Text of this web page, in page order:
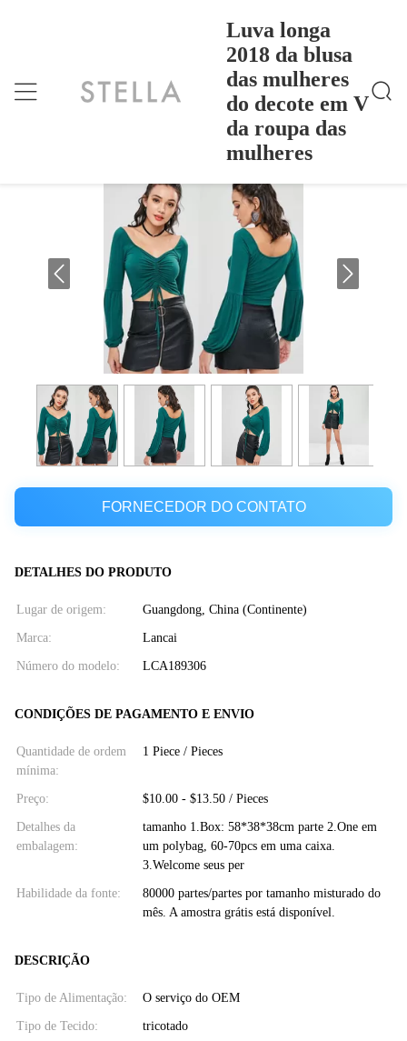
Luva longa
2018 da blusa
das mulheres
do decote em V
da roupa das
mulheres
Casa> Products> Luva Longa 2018 Da Blusa Das Mulheres Do Decote
Em V Da Roupa Das Mulheres
Luva longa 2018 da blusa das mulheres
do decote em V da roupa das mulheres
FORNECEDOR DO CONTATO
DETALHES DO PRODUTO
Lugar de origem: Guangdong, China (Continente)
Marca: Lancai
Número do modelo: LCA189306
CONDIÇÕES DE PAGAMENTO E ENVIO
Quantidade de ordem
mínima:
1 Piece / Pieces
Preço: $10.00 - $13.50 / Pieces
Detalhes da
embalagem:
tamanho 1.Box: 58*38*38cm parte 2.One em
um polybag, 60-70pcs em uma caixa.
3.Welcome seus per
Habilidade da fonte:
80000 partes/partes por tamanho misturado do
mês. A amostra grátis está disponível.
DESCRIÇÃO
Tipo de Alimentação: O serviço do OEM
Tipo de Tecido: tricotado